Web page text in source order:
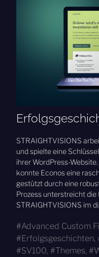
STRAIGHTVISIONS
und spielte eine
ihrer WordPress-
konnte Econos eine
gestützt durch eine
Prozess unterstreicht die
STRAIGHTVISIONS im
Advanced Custom
Erfolgsgeschichten,
SV100, Themes,